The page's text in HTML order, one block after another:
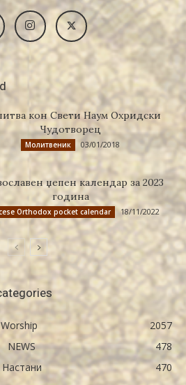
кон Свети Наум Охридски
Чудотворец
Молитвеник 03/01/2018
џепен календар за 2023
година
Orthodox pocket calendar 18/11/2022
Worship
2057
NEWS
478
Настани
470